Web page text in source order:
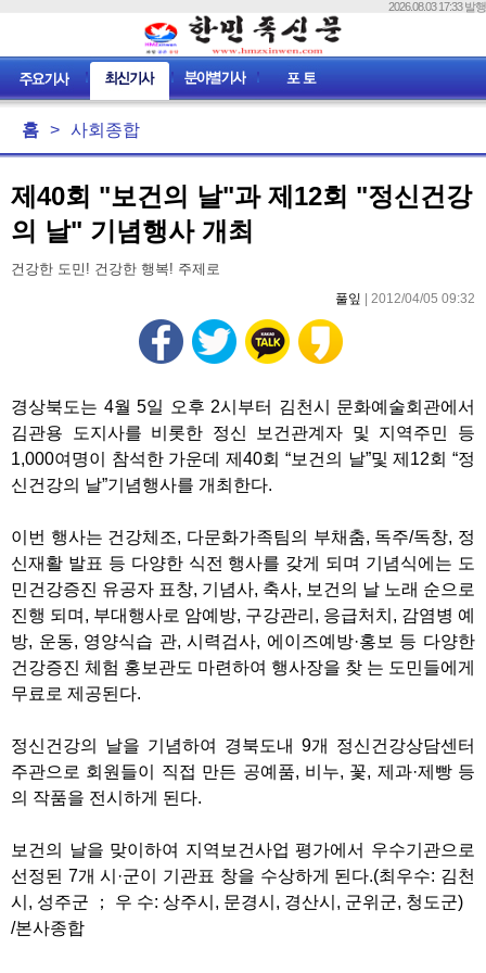
2026.08.03 17:33 발행
홈 > 사회종합
제40회 "보건의 날"과 제12회 "정신건강
의 날" 기념행사 개최
건강한 도민! 건강한 행복! 주제로
풀잎 | 2012/04/05 09:32
경상북도는 4월 5일 오후 2시부터 김천시 문화예술회관에서
김관용 도지사를 비롯한 정신 보건관계자 및 지역주민 등
1,000여명이 참석한 가운데 제40회 “보건의 날”및 제12회 “정
신건강의 날”기념행사를 개최한다.
이번 행사는 건강체조, 다문화가족팀의 부채춤, 독주/독창, 정
신재활 발표 등 다양한 식전 행사를 갖게 되며 기념식에는 도
민건강증진 유공자 표창, 기념사, 축사, 보건의 날 노래 순으로
진행 되며, 부대행사로 암예방, 구강관리, 응급처치, 감염병 예
방, 운동, 영양식습 관, 시력검사, 에이즈예방·홍보 등 다양한
건강증진 체험 홍보관도 마련하여 행사장을 찾 는 도민들에게
무료로 제공된다.
정신건강의 날을 기념하여 경북도내 9개 정신건강상담센터
주관으로 회원들이 직접 만든 공예품, 비누, 꽃, 제과·제빵 등
의 작품을 전시하게 된다.
보건의 날을 맞이하여 지역보건사업 평가에서 우수기관으로
선정된 7개 시·군이 기관표 창을 수상하게 된다.(최우수: 김천
시, 성주군 ； 우 수: 상주시, 문경시, 경산시, 군위군, 청도군)
/본사종합